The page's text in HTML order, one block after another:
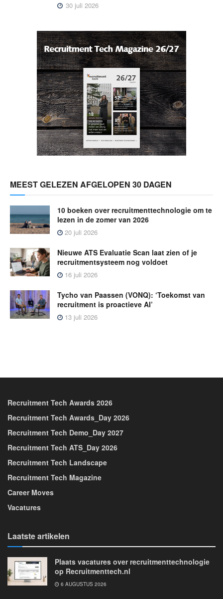
30 juli 2026
MEEST GELEZEN AFGELOPEN 30 DAGEN
10 boeken over recruitmenttechnologie om te
lezen in de zomer van 2026
20 juli 2026
Nieuwe ATS Evaluatie Scan laat zien of je
recruitmentsysteem nog voldoet
16 juli 2026
Tycho van Paassen (VONQ): ‘Toekomst van
recruitment is proactieve AI’
13 juli 2026
Recruitment Tech Awards 2026
Recruitment Tech Awards_Day 2026
Recruitment Tech Demo_Day 2027
Recruitment Tech ATS_Day 2026
Recruitment Tech Landscape
Recruitment Tech Magazine
Career Moves
Vacatures
Laatste artikelen
Plaats vacatures over recruitmenttechnologie
op Recruitmenttech.nl
6 AUGUSTUS 2026